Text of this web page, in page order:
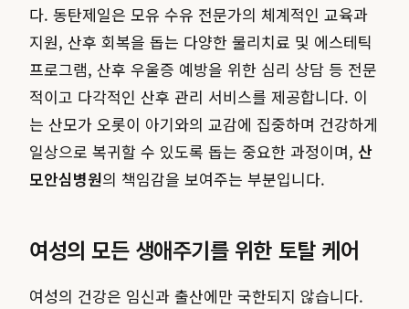
다. 동탄제일은 모유 수유 전문가의 체계적인 교육과
지원, 산후 회복을 돕는 다양한 물리치료 및 에스테틱
프로그램, 산후 우울증 예방을 위한 심리 상담 등 전문
적이고 다각적인 산후 관리 서비스를 제공합니다. 이
는 산모가 오롯이 아기와의 교감에 집중하며 건강하게
일상으로 복귀할 수 있도록 돕는 중요한 과정이며, 산
모안심병원의 책임감을 보여주는 부분입니다.
여성의 모든 생애주기를 위한 토탈 케어
여성의 건강은 임신과 출산에만 국한되지 않습니다.